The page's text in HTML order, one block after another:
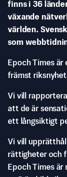
finns i 36
växande
världen.
som
Epoch Times
främst
Vi vill
att de är
ett långsiktigt
Vi vill
rättigheter och
Epoch Times är